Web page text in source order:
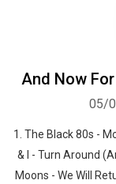
And Now
05/
1. The Black 80s -
& I - Turn Around
Moons - We Will